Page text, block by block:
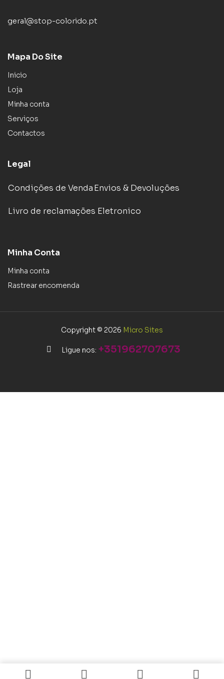
geral@stop-colorido.pt
Mapa Do Site
Inicio
Loja
Minha conta
Serviços
Contactos
Legal
Condições de VendaEnvios & Devoluções
Livro de reclamações Eletronico
Minha Conta
Minha conta
Rastrear encomenda
Copyright © 2026 Micro Sites
Ligue nos: +351962707673